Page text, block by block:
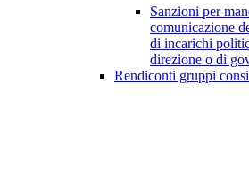
Sanzioni per
comunicazione
di incarichi
direzione o di
Rendiconti gruppi